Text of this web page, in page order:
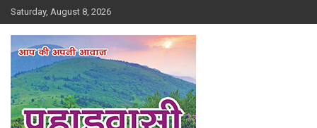
Skip
to
content
Saturday, August 8, 2026